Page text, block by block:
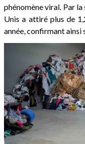
phénomène viral. Par la
Unis a attiré plus de
année, confirmant